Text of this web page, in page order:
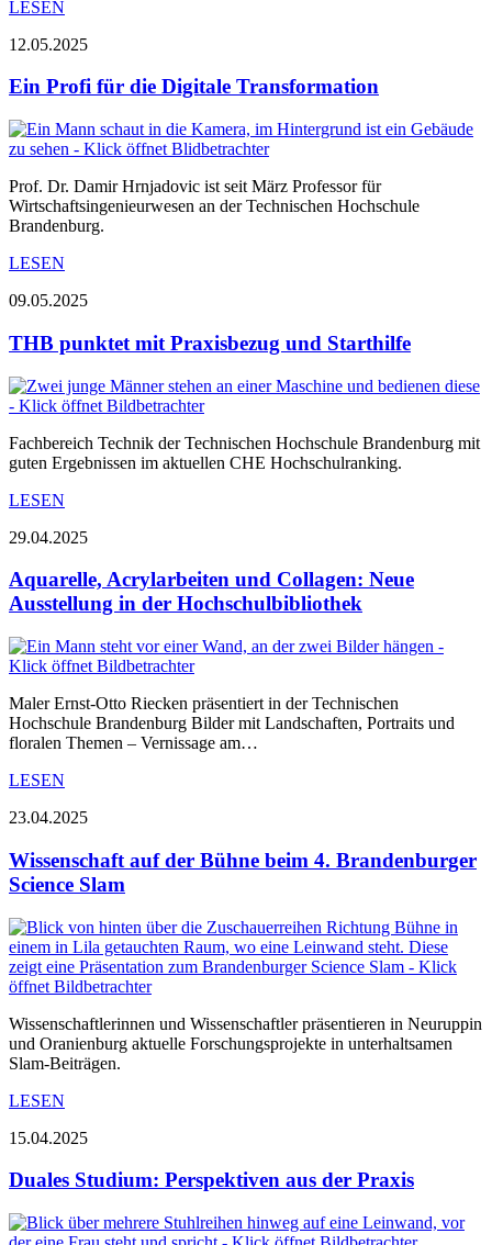
LESEN
12.05.2025
Ein Profi für die Digitale Transformation
Prof. Dr. Damir Hrnjadovic ist seit März Professor für
Wirtschaftsingenieurwesen an der Technischen Hochschule
Brandenburg.
LESEN
09.05.2025
THB punktet mit Praxisbezug und Starthilfe
Fachbereich Technik der Technischen Hochschule Brandenburg mit
guten Ergebnissen im aktuellen CHE Hochschulranking.
LESEN
29.04.2025
Aquarelle, Acrylarbeiten und Collagen: Neue
Ausstellung in der Hochschulbibliothek
Maler Ernst-Otto Riecken präsentiert in der Technischen
Hochschule Brandenburg Bilder mit Landschaften, Portraits und
floralen Themen – Vernissage am…
LESEN
23.04.2025
Wissenschaft auf der Bühne beim 4. Brandenburger
Science Slam
Wissenschaftlerinnen und Wissenschaftler präsentieren in Neuruppin
und Oranienburg aktuelle Forschungsprojekte in unterhaltsamen
Slam-Beiträgen.
LESEN
15.04.2025
Duales Studium: Perspektiven aus der Praxis